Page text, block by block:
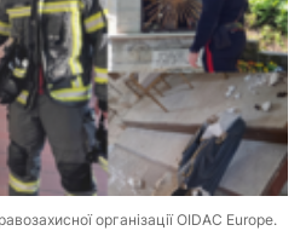
організації OIDAC Europe.